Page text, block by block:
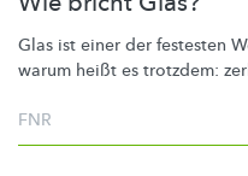
Glas ist einer der festesten
warum heißt es trotzdem:
FNR